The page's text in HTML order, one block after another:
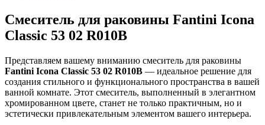
Смеситель для раковины Fantini Icona
Classic 53 02 R010B
Представляем вашему вниманию смеситель для раковины
Fantini Icona Classic 53 02 R010B — идеальное решение для
создания стильного и функционального пространства в вашей
ванной комнате. Этот смеситель, выполненный в элегантном
хромированном цвете, станет не только практичным, но и
эстетически привлекательным элементом вашего интерьера.